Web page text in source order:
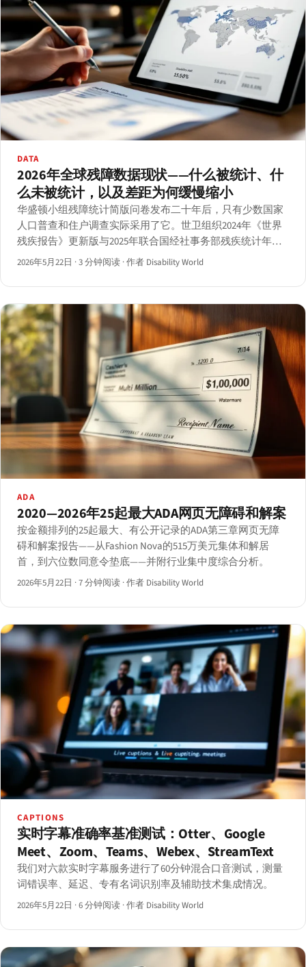
DATA
2026年全球残障数据现状——什么被统计、什
么未被统计，以及差距为何缓慢缩小
华盛顿小组残障统计简版问卷发布二十年后，只有少数国家
人口普查和住户调查实际采用了它。世卫组织2024年《世界
残疾报告》更新版与2025年联合国经社事务部残疾统计年鉴
揭示了2026年的数字与缺口。
2026年5月22日 ·3 分钟阅读 ·作者 Disability World
ADA
2020—2026年25起最大ADA网页无障碍和解案
按金额排列的25起最大、有公开记录的ADA第三章网页无障
碍和解案报告——从Fashion Nova的515万美元集体和解居
首，到六位数同意令垫底——并附行业集中度综合分析。
2026年5月22日 ·7 分钟阅读 ·作者 Disability World
CAPTIONS
实时字幕准确率基准测试：Otter、Google
Meet、Zoom、Teams、Webex、StreamText
我们对六款实时字幕服务进行了60分钟混合口音测试，测量
词错误率、延迟、专有名词识别率及辅助技术集成情况。
2026年5月22日 ·6 分钟阅读 ·作者 Disability World